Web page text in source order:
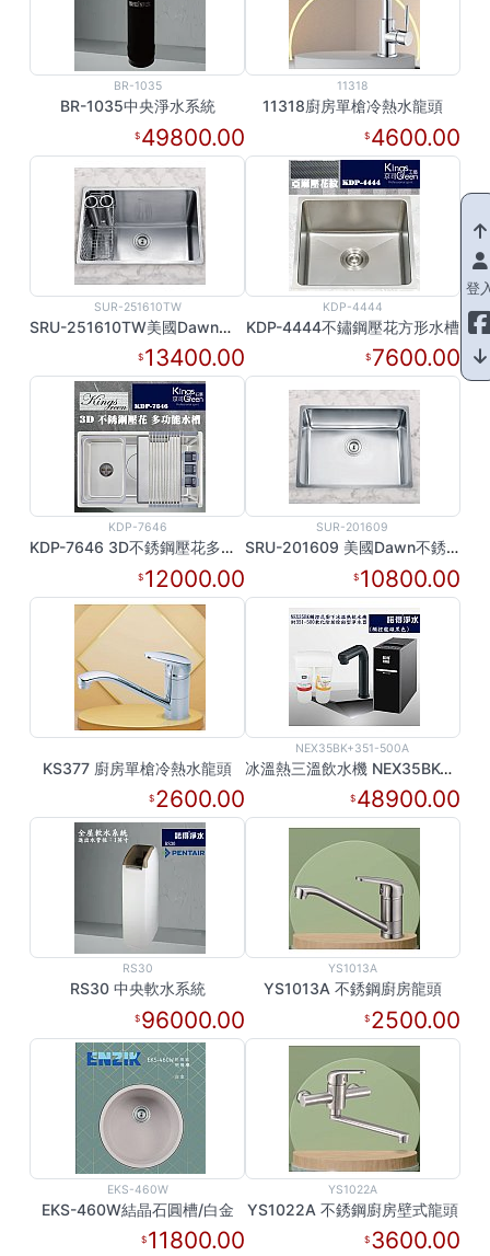
BR-1035
BR-1035中央淨水系統
49800.00
11318
11318廚房單槍冷熱水龍頭
4600.00
SUR-251610TW
SRU-251610TW美國Dawn不銹鋼水槽
13400.00
KDP-4444
KDP-4444不鏽鋼壓花方形水槽
7600.00
KDP-7646
KDP-7646 3D不銹鋼壓花多功能水槽
12000.00
SUR-201609
SRU-201609 美國Dawn不銹鋼水槽
10800.00
KS377 廚房單槍冷熱水龍頭
2600.00
NEX35BK+351-500A
冰溫熱三溫飲水機 NEX35BK+351-500A
48900.00
RS30
RS30 中央軟水系統
96000.00
YS1013A
YS1013A 不銹鋼廚房龍頭
2500.00
EKS-460W
EKS-460W結晶石圓槽/白金
11800.00
YS1022A
YS1022A 不銹鋼廚房壁式龍頭
3600.00
登